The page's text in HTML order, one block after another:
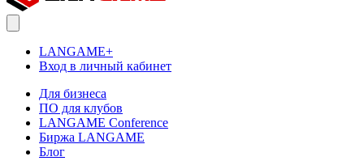
LANGAME+
Вход в личный кабинет
Для бизнеса
ПО для клубов
LANGAME Conference
Биржа LANGAME
Блог